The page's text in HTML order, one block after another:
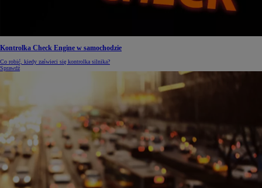
Kontrolka Check Engine w samochodzie
Co robić, kiedy zaświeci się kontrolka silnika?
Sprawdź